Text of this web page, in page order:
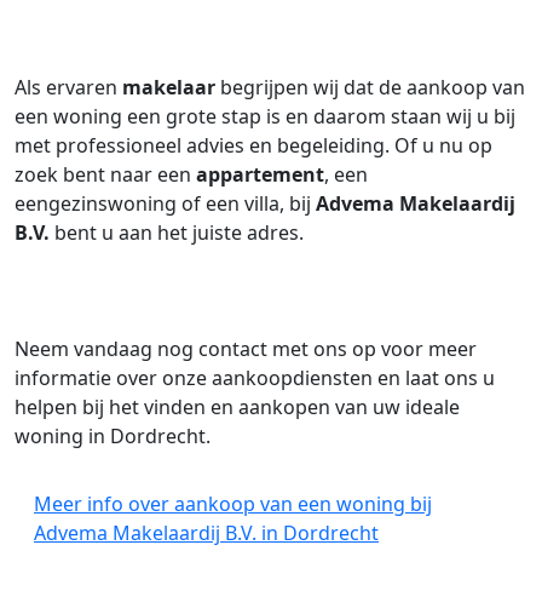
Als ervaren makelaar begrijpen wij dat de aankoop van
een woning een grote stap is en daarom staan wij u bij
met professioneel advies en begeleiding. Of u nu op
zoek bent naar een appartement, een
eengezinswoning of een villa, bij Advema Makelaardij
B.V. bent u aan het juiste adres.
Neem vandaag nog contact met ons op voor meer
informatie over onze aankoopdiensten en laat ons u
helpen bij het vinden en aankopen van uw ideale
woning in Dordrecht.
Meer info over aankoop van een woning bij
Advema Makelaardij B.V. in Dordrecht